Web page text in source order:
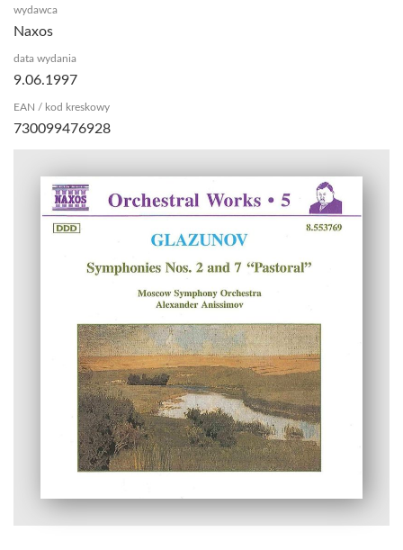
wydawca
Naxos
data wydania
9.06.1997
EAN / kod kreskowy
730099476928